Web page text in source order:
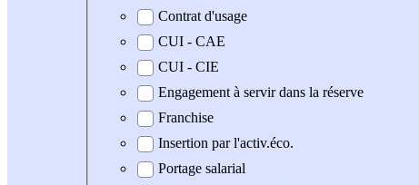
Contrat d'usage
CUI - CAE
CUI - CIE
Engagement à servir dans la réserve
Franchise
Insertion par l'activ.éco.
Portage salarial